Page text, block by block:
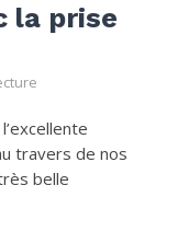
la prise
travers de nos
belle